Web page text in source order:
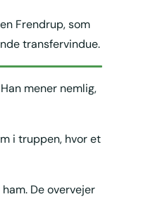
Frendrup, som
transfervindue.
mener nemlig,
i truppen, hvor et
De overvejer